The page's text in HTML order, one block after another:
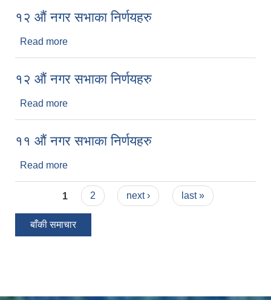
१२ औं नगर सभाका निर्णयहरु
Read more
१२ औं नगर सभाका निर्णयहरु
Read more
११ औं नगर सभाका निर्णयहरु
Read more
Pages
1 2 next › last »
बाँकी समाचार